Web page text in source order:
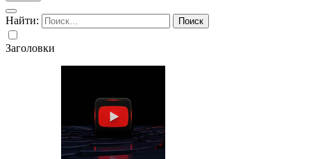
Найти:
Заголовки